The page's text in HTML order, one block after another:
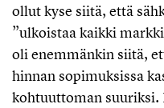
ollut kyse siitä, että
”ulkoistaa kaikki
oli enemmänkin siitä,
hinnan sopimuksissa
kohtuuttoman